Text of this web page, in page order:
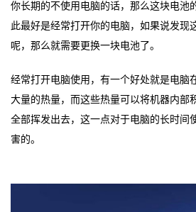
你长期的不使用电脑的话，那么这块电池
此最好是经常打开你的电脑，如果说发现
呢，那么就需要更换一块电池了。
经常打开电脑使用，有一个好处就是电脑
大量的热量，而这些热量可以将机器内部
全部挥发出去，这一点对于电脑的长时间
害的。